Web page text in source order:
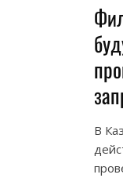
В